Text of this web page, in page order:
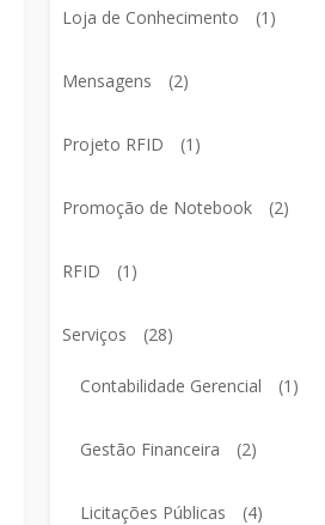
Loja de Conhecimento (1)
Mensagens (2)
Projeto RFID (1)
Promoção de Notebook (2)
RFID (1)
Serviços (28)
Contabilidade Gerencial (1)
Gestão Financeira (2)
Licitações Públicas (4)